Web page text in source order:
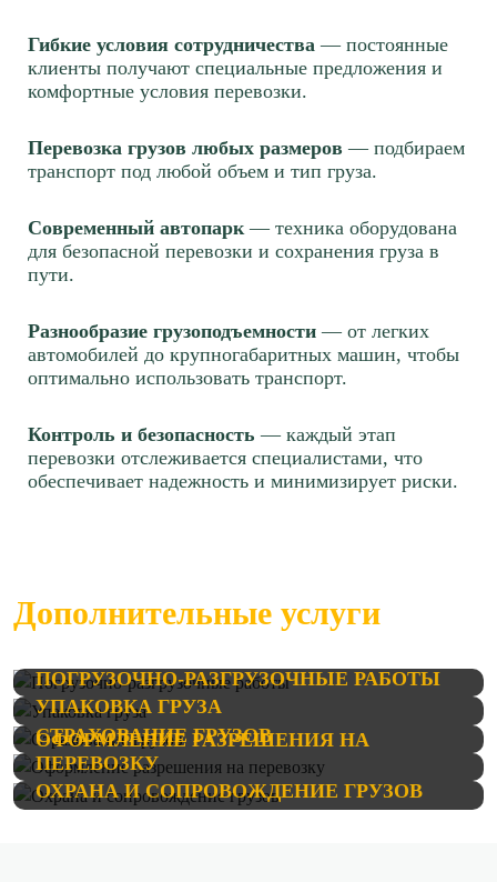
85 р/км.
Рассчитать
Краснодар → Подольск
65 р/км.
Краснодар → Якутск
≈1262243р.
141 р/км.
Рассчитать
Рассчитать
Краснодар → Калуга
≈82098р.
65 р/км.
Рассчитать
Рассчитать
Краснодар → Иваново
≈140014р.
Рассчитать
≈192323р.
88 р/км.
Краснодар → Череповец
≈324752р.
115 р/км.
Рассчитать
Гибкие условия сотрудничества — постоянные
клиенты получают специальные предложения и
комфортные условия перевозки.
Перевозка грузов любых размеров — подбираем
транспорт под любой объем и тип груза.
Современный автопарк — техника оборудована
для безопасной перевозки и сохранения груза в
пути.
Разнообразие грузоподъемности — от легких
автомобилей до крупногабаритных машин, чтобы
оптимально использовать транспорт.
Контроль и безопасность — каждый этап
перевозки отслеживается специалистами, что
обеспечивает надежность и минимизирует риски.
Дополнительные услуги
ПОГРУЗОЧНО-РАЗГРУЗОЧНЫЕ РАБОТЫ
УПАКОВКА ГРУЗА
СТРАХОВАНИЕ ГРУЗОВ
ОФОРМЛЕНИЕ РАЗРЕШЕНИЯ НА
ПЕРЕВОЗКУ
ОХРАНА И СОПРОВОЖДЕНИЕ ГРУЗОВ